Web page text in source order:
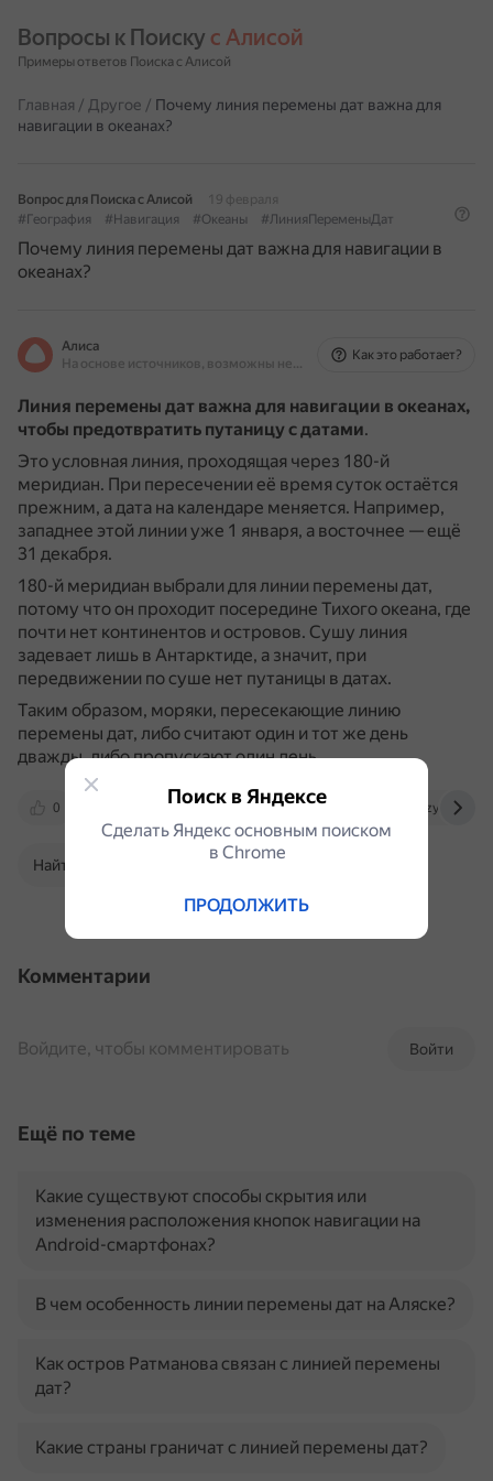
Вопросы к Поиску с Алисой
Примеры ответов Поиска с Алисой
Главная / Другое / Почему линия перемены дат важна для
навигации в океанах?
Вопрос для Поиска с Алисой
19 февраля
#География
#Навигация #Океаны #ЛинияПеременыДат
Почему линия перемены дат важна для навигации в
океанах?
Алиса
На основе источников, возможны неточности
Как это работает?
Линия перемены дат важна для навигации в океанах,
чтобы предотвратить путаницу с датами.
Это условная линия, проходящая через 180-й
меридиан. При пересечении её время суток остаётся
прежним, а дата на календаре меняется. Например,
западнее этой линии уже 1 января, а восточнее — ещё
31 декабря.
180-й меридиан выбрали для линии перемены дат,
потому что он проходит посередине Тихого океана, где
почти нет континентов и островов. Сушу линия
задевает лишь в Антарктиде, а значит, при
передвижении по суше нет путаницы в датах.
Таким образом, моряки, пересекающие линию
перемены дат, либо считают один и тот же день
дважды, либо пропускают один день.
0 dzen.ru travelask.ru travellizy.com
Найти в Поиске
Комментарии
Войти
Войдите, чтобы комментировать
Ещё по теме
Какие существуют способы скрытия или
изменения расположения кнопок навигации на
Android-смартфонах?
В чем особенность линии перемены дат на Аляске?
Как остров Ратманова связан с линией перемены
дат?
Какие страны граничат с линией перемены дат?
Поиск в Яндексе
Сделать Яндекс основным поиском
в Сhrome
ПРОДОЛЖИТЬ